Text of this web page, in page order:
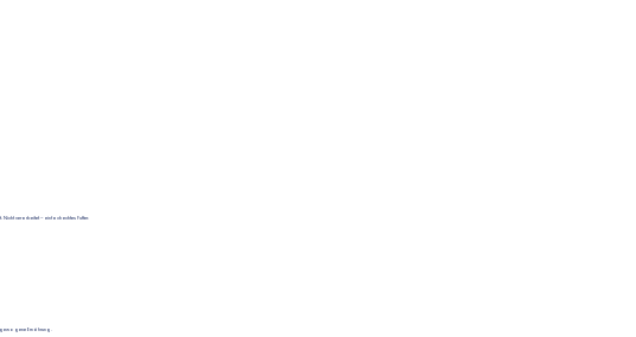
verarbeitet – einfach echtes Futter.
Ernährung.